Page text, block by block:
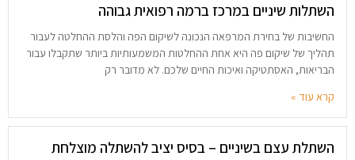
השתלות שיניים במרכז ברמה רפואית גבוהה
החשיבות של בחירת המרפאה הנכונה לשיקום הפה והלסת ההחלטה לעבור
תהליך של שיקום פה היא אחת ההחלטות המשמעותיות ביותר שתקבלו עבור
הבריאות, האסתטיקה ואיכות החיים שלכם. לא מדובר רק
קרא עוד »
השתלת עצם בשיניים – בסיס יציב להשתלה מוצלחת